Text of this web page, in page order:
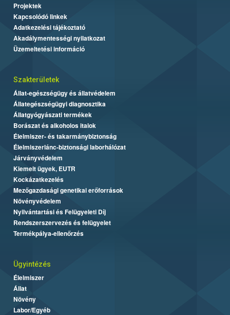
Projektek
Kapcsolódó linkek
Adatkezelési tájékoztató
Akadálymentességi nyilatkozat
Üzemeltetési információ
Szakterületek
Állat-egészségügy és állatvédelem
Állategészségügyi diagnosztika
Állatgyógyászati termékek
Borászat és alkoholos italok
Élelmiszer- és takarmánybiztonság
Élelmiszerlánc-biztonsági laborhálózat
Járványvédelem
Kiemelt ügyek, EUTR
Kockázatkezelés
Mezőgazdasági genetikai erőforrások
Növényvédelem
Nyilvántartási és Felügyeleti Díj
Rendszerszervezés és felügyelet
Termékpálya-ellenőrzés
Ügyintézés
Élelmiszer
Állat
Növény
Labor/Egyéb